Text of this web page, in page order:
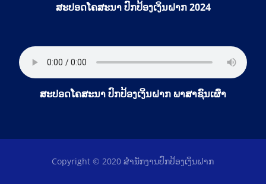
ສະປອດໂຄສະນາ ປົກປ້ອງເງິນຝາກ 2024
ສະປອດໂຄສະນາ ປົກປ້ອງເງິນຝາກ ພາສາຊົນເຜົ່າ
Copyright © 2020 ສໍານັກງານປົກປ້ອງເງິນຝາກ